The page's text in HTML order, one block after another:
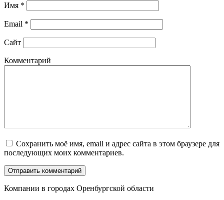
Имя *
Email *
Сайт
Комментарий
Сохранить моё имя, email и адрес сайта в этом браузере для
последующих моих комментариев.
Компании в городах Оренбургской области